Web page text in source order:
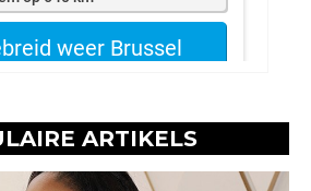
ARTIKELS